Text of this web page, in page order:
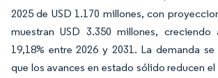
2025 de USD 1.170 millones, con
muestran USD 3.350 millones,
19,18% entre 2026 y 2031. La demanda
que los avances en estado sólido reducen